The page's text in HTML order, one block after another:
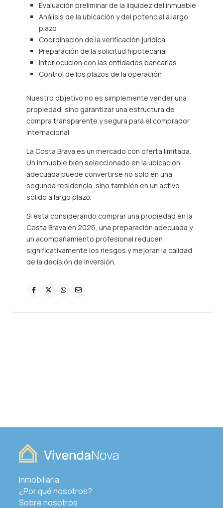
Evaluación preliminar de la liquidez del inmueble
Análisis de la ubicación y del potencial a largo
plazo
Coordinación de la verificación jurídica
Preparación de la solicitud hipotecaria
Interlocución con las entidades bancarias
Control de los plazos de la operación
Nuestro objetivo no es simplemente vender una
propiedad, sino garantizar una estructura de
compra transparente y segura para el comprador
internacional.
La Costa Brava es un mercado con oferta limitada.
Un inmueble bien seleccionado en la ubicación
adecuada puede convertirse no solo en una
segunda residencia, sino también en un activo
sólido a largo plazo.
Si está considerando comprar una propiedad en la
Costa Brava en 2026, una preparación adecuada y
un acompañamiento profesional reducen
significativamente los riesgos y mejoran la calidad
de la decisión de inversión.
Inmobiliaria
¿Por qué nosotros?
Sobre nosotros